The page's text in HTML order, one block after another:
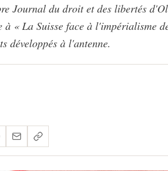
Journal du droit et des libertés
à « La Suisse face à l'impérialisme
développés à l'antenne.